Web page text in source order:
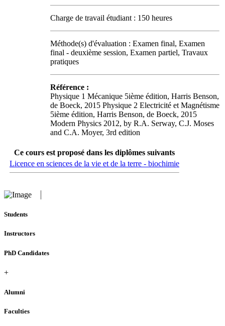
Charge de travail étudiant : 150 heures
Méthode(s) d'évaluation : Examen final, Examen
final - deuxième session, Examen partiel, Travaux
pratiques
Référence :
Physique 1 Mécanique 5ième édition, Harris Benson,
de Boeck, 2015 Physique 2 Electricité et Magnétisme
5ième édition, Harris Benson, de Boeck, 2015
Modern Physics 2012, by R.A. Serway, C.J. Moses
and C.A. Moyer, 3rd edition
Ce cours est proposé dans les diplômes suivants
Licence en sciences de la vie et de la terre - biochimie
Students
Instructors
PhD Candidates
+
Alumni
Faculties